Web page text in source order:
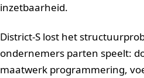
inzetbaarheid.
District-S lost het
ondernemers parten speelt:
maatwerk programmering,